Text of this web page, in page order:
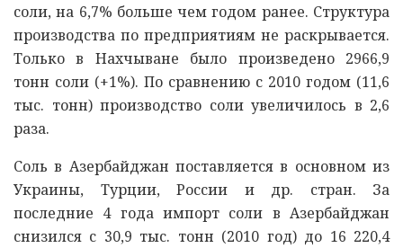
соли, на 6,7% больше чем годом ранее. Структура
производства по предприятиям не раскрывается.
Только в Нахчыване было произведено 2966,9
тонн соли (+1%). По сравнению с 2010 годом (11,6
тыс. тонн) производство соли увеличилось в 2,6
раза.
Соль в Азербайджан поставляется в основном из
Украины, Турции, России и др. стран. За
последние 4 года импорт соли в Азербайджан
снизился с 30,9 тыс. тонн (2010 год) до 16 220,4